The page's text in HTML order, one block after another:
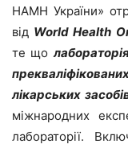
НАМН України»
від World Health
те що
лікарських
міжнародних
лабораторії.